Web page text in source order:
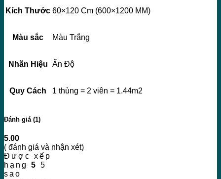
Kích Thước 60×120 Cm (600×1200 MM)
Màu sắc Màu Trắng
Nhãn Hiệu Ấn Độ
Quy Cách 1 thùng = 2 viên = 1.44m2
Đánh giá (1)
5.00
( đánh giá và nhận xét)
Được xếp
hạng 5 5
sao